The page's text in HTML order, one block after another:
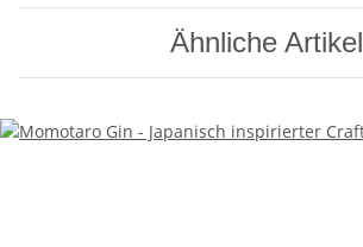
Ähnliche Artikel